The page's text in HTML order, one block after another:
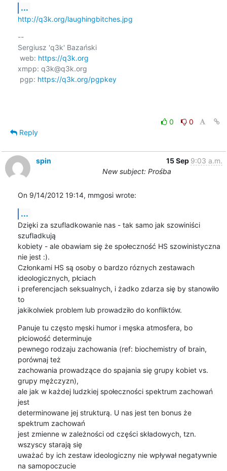
...
http://q3k.org/laughingbitches.jpg
--
Sergiusz 'q3k' Bazański
web: https://q3k.org
xmpp: q3k@q3k.org
pgp: https://q3k.org/pgpkey
0
0
Reply
spin 15 Sep 9:03 a.m.
New subject: Prośba
On 9/14/2012 19:14, mmgosi wrote:
...
Dzięki za szufladkowanie nas - tak samo jak szowiniści
szufladkują
kobiety - ale obawiam się że społeczność HS szowinistyczna
nie jest :).
Członkami HS są osoby o bardzo róznych zestawach
ideologicznych, płciach
i preferencjach seksualnych, i żadko zdarza się by stanowiło
to
jakikolwiek problem lub prowadziło do konfliktów.
Panuje tu często męski humor i męska atmosfera, bo
płciowość determinuje
pewnego rodzaju zachowania (ref: biochemistry of brain,
porównaj też
zachowania prowadzące do spajania się grupy kobiet vs.
grupy mężczyzn),
ale jak w każdej ludzkiej społeczności spektrum zachowań
jest
determinowane jej strukturą. U nas jest ten bonus że
spektrum zachowań
jest zmienne w zależności od części składowych, tzn.
wszyscy starają się
uważać by ich zestaw ideologiczny nie wpływał negatywnie
na samopoczucie